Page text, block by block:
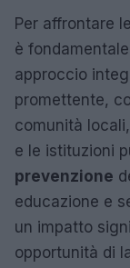
Per affrontare
è
approccio
promettente,
comunità
e le istituzioni
prevenzione
educazione e
un impatto
opportunità di